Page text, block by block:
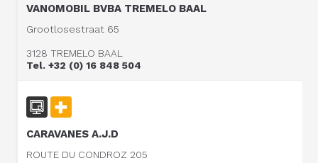
VANOMOBIL BVBA TREMELO BAAL
Grootlosestraat 65
3128 TREMELO BAAL
Tel. +32 (0) 16 848 504
CARAVANES A.J.D
ROUTE DU CONDROZ 205